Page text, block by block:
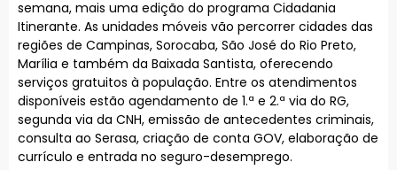
semana, mais uma edição do programa Cidadania
Itinerante. As unidades móveis vão percorrer cidades das
regiões de Campinas, Sorocaba, São José do Rio Preto,
Marília e também da Baixada Santista, oferecendo
serviços gratuitos à população. Entre os atendimentos
disponíveis estão agendamento de 1.ª e 2.ª via do RG,
segunda via da CNH, emissão de antecedentes criminais,
consulta ao Serasa, criação de conta GOV, elaboração de
currículo e entrada no seguro-desemprego.